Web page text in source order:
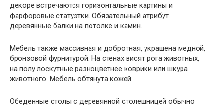
декоре встречаются горизонтальные картины и
фарфоровые статуэтки. Обязательный атрибут
деревянные балки на потолке и камин.
Мебель также массивная и добротная, украшена медной,
бронзовой фурнитурой. На стенах висят рога животных,
на полу лоскутные разноцветнее коврики или шкура
животного. Мебель обтянута кожей.
Обеденные столы с деревянной столешницей обычно